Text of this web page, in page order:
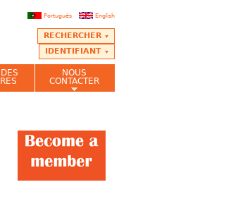
English
Português
RECHERCHER
IDENTIFIANT
NOUS
CONTACTER